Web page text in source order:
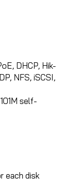
DHCP, Hik-
NFS, iSCSI,
self-
each disk